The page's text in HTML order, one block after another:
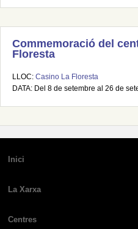
Commemoració del
Floresta
LLOC: Casino La Floresta
DATA: Del 8 de setembre al 26 de
Inici
La Xarxa
Centres